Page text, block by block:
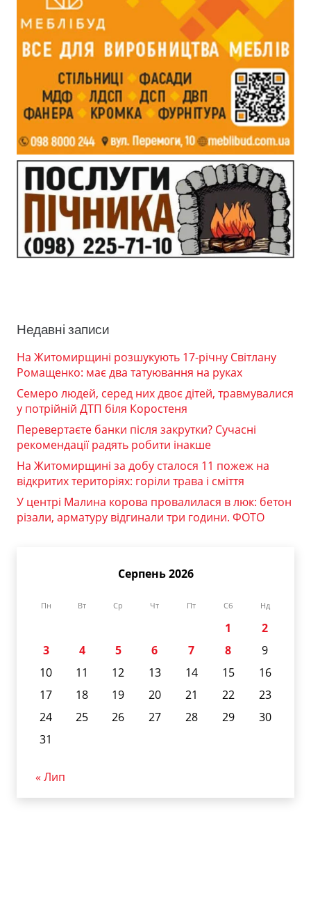
Недавні записи
На Житомирщині розшукують 17-річну Світлану
Ромащенко: має два татуювання на руках
Семеро людей, серед них двоє дітей, травмувалися
у потрійній ДТП біля Коростеня
Перевертаєте банки після закрутки? Сучасні
рекомендації радять робити інакше
На Житомирщині за добу сталося 11 пожеж на
відкритих територіях: горіли трава і сміття
У центрі Малина корова провалилася в люк: бетон
різали, арматуру відгинали три години. ФОТО
Серпень 2026
Пн Вт Ср Чт Пт Сб Нд
1
2
3
4 5 6 7 8
9
10
11 12 13 14 15
16
17
18 19 20 21 22
23
24
25 26 27 28 29
30
31
« Лип